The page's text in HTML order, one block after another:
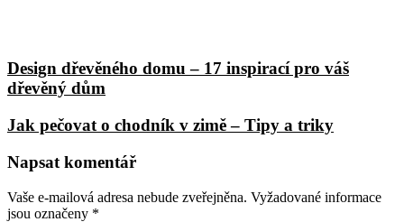
Design dřevěného domu – 17 inspirací pro váš
dřevěný dům
Jak pečovat o chodník v zimě – Tipy a triky
Napsat komentář
Vaše e-mailová adresa nebude zveřejněna. Vyžadované informace
jsou označeny *